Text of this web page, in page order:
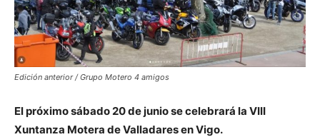
Edición anterior / Grupo Motero 4 amigos
El próximo sábado 20 de junio se celebrará la VIII
Xuntanza Motera de Valladares en Vigo.